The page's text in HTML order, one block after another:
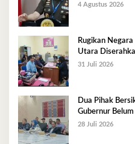
4 Agustus 2026
Rugikan
Utara
31 Juli 2026
Dua Pihak
Gubernur Belum
28 Juli 2026